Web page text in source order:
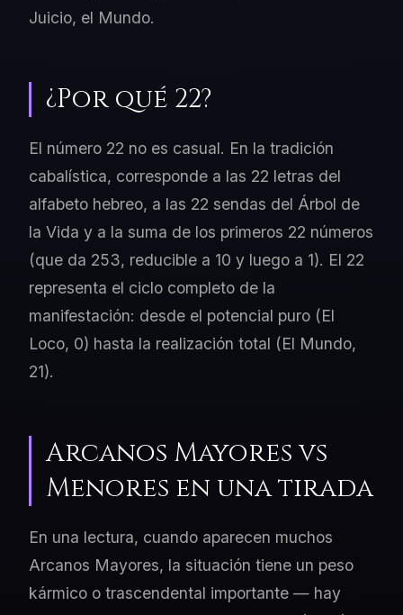
Juicio, el Mundo.
¿Por qué 22?
El número 22 no es casual. En la tradición
cabalística, corresponde a las 22 letras del
alfabeto hebreo, a las 22 sendas del Árbol de
la Vida y a la suma de los primeros 22 números
(que da 253, reducible a 10 y luego a 1). El 22
representa el ciclo completo de la
manifestación: desde el potencial puro (El
Loco, 0) hasta la realización total (El Mundo,
21).
Arcanos Mayores vs
Menores en una tirada
En una lectura, cuando aparecen muchos
Arcanos Mayores, la situación tiene un peso
kármico o trascendental importante — hay